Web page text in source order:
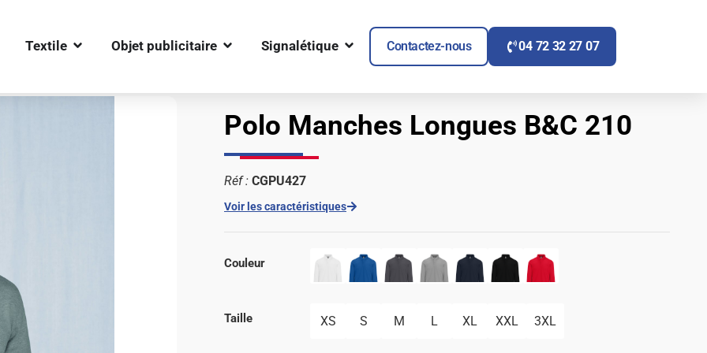
Textile OUVRIR TEXTILE
Objet publicitaire OUVRIR OBJET PUBLICITAIRE
Signalétique OUVRIR SIGNALÉTIQUE
Contactez-nous 04 72 32 27 07
Polo Manches Longues B&C 210
Réf : CGPU427
Voir les caractéristiques
Couleur
Taille XS S M L XL XXL 3XL